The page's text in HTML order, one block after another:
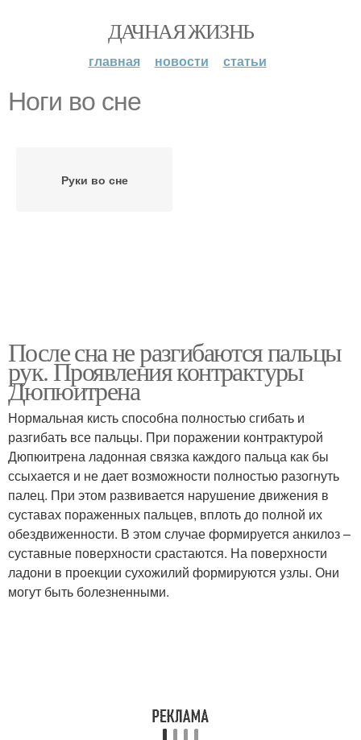
ДАЧНАЯ ЖИЗНЬ
главная новости статьи
Ноги во сне
Руки во сне
После сна не разгибаются пальцы
рук. Проявления контрактуры
Дюпюитрена
Нормальная кисть способна полностью сгибать и
разгибать все пальцы. При поражении контрактурой
Дюпюитрена ладонная связка каждого пальца как бы
ссыхается и не дает возможности полностью разогнуть
палец. При этом развивается нарушение движения в
суставах пораженных пальцев, вплоть до полной их
обездвиженности. В этом случае формируется анкилоз –
суставные поверхности срастаются. На поверхности
ладони в проекции сухожилий формируются узлы. Они
могут быть болезненными.